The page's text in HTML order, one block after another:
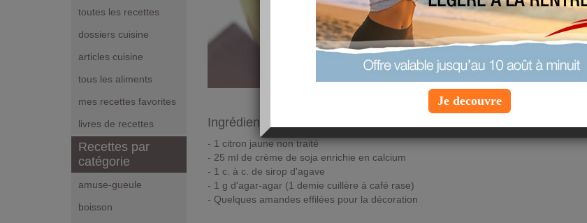
toutes les recettes
dossiers cuisine
articles cuisine
tous les aliments
mes recettes favorites
livres de recettes
Recettes par
catégorie
amuse-gueule
boisson
proposée parClaude Chauchard
type :
dessert
imprimer la fiche recette
ajouter à mes favoris
proposer une recette
Ingrédients pour 1 personnes
- 1 citron jaune non traité
- 25 ml de crème de soja enrichie en calcium
- 1 c. à c. de sirop d'agave
- 1 g d'agar-agar (1 demie cuillère à café rase)
- Quelques amandes effilées pour la décoration
Je decouvre